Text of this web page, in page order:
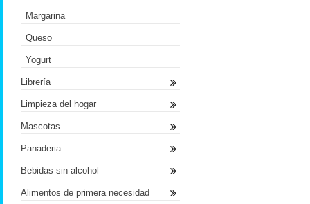
Margarina
Queso
Yogurt
Librería
Limpieza del hogar
Mascotas
Panaderia
Bebidas sin alcohol
Alimentos de primera necesidad